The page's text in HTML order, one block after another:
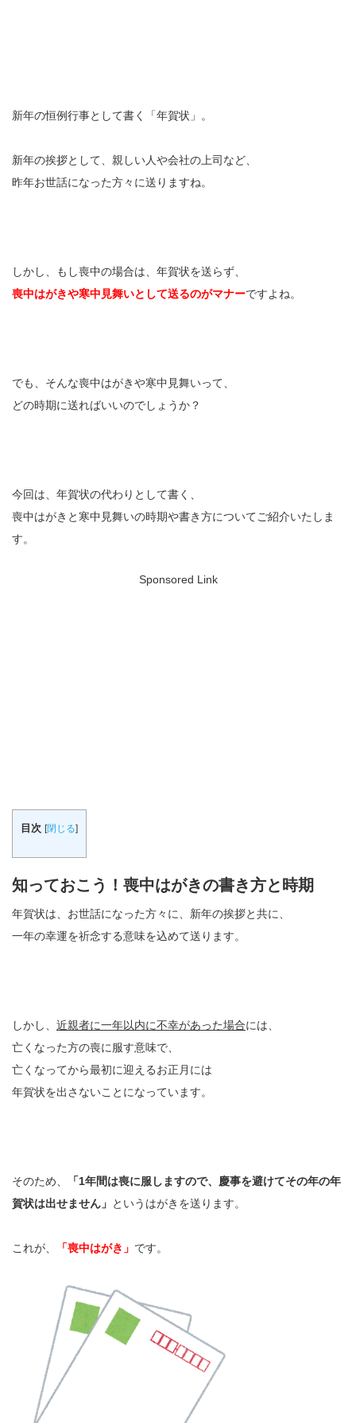
新年の恒例行事として書く「年賀状」。
新年の挨拶として、親しい人や会社の上司など、
昨年お世話になった方々に送りますね。
しかし、もし喪中の場合は、年賀状を送らず、
喪中はがきや寒中見舞いとして送るのがマナーですよね。
でも、そんな喪中はがきや寒中見舞いって、
どの時期に送ればいいのでしょうか？
今回は、年賀状の代わりとして書く、
喪中はがきと寒中見舞いの時期や書き方についてご紹介いたしま
す。
Sponsored Link
目次 [閉じる]
知っておこう！喪中はがきの書き方と時期
年賀状は、お世話になった方々に、新年の挨拶と共に、
一年の幸運を祈念する意味を込めて送ります。
しかし、 近親者に一年以内に不幸があった場合には、
亡くなった方の喪に服す意味で、
亡くなってから最初に迎えるお正月には
年賀状を出さないことになっています。
そのため、
「1年間は喪に服しますので、慶事を避けてその年の年
賀状は出せません」 というはがきを送ります。
これが、 「喪中はがき」 です。